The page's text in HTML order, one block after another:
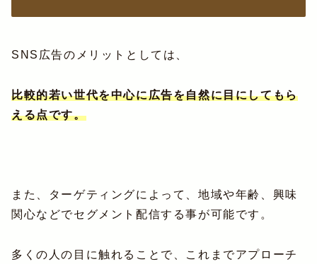
SNS広告のメリットとしては、
比較的若い世代を中心に広告を自然に目にしてもら
える点です。
また、ターゲティングによって、地域や年齢、興味
関心などでセグメント配信する事が可能です。
多くの人の目に触れることで、これまでアプローチ